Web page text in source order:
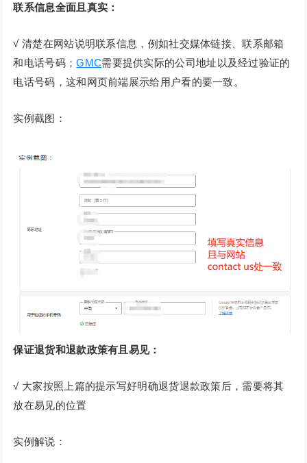
联系信息全面且真实：
√ 清楚在网站说明联系信息，例如社交媒体链接、联系邮箱
和电话号码；GMC需要提供实际的公司地址以及经过验证的
电话号码，这和网页前端展示给用户看的要一致。
实例截图：
保证退货和退款政策有且易见：
√ 大家按照上篇的提示写好明确退货退款政策后，需要将其
放在易见的位置
实例解说：